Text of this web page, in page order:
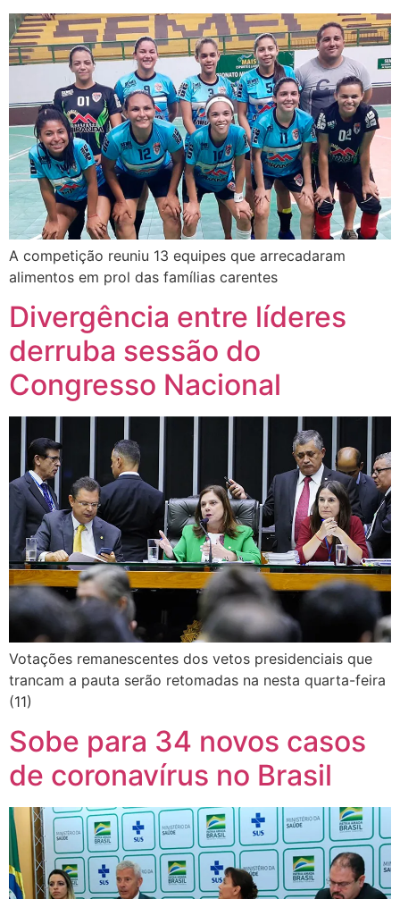
A competição reuniu 13 equipes que arrecadaram
alimentos em prol das famílias carentes
Divergência entre líderes
derruba sessão do
Congresso Nacional
Votações remanescentes dos vetos presidenciais que
trancam a pauta serão retomadas na nesta quarta-feira
(11)
Sobe para 34 novos casos
de coronavírus no Brasil